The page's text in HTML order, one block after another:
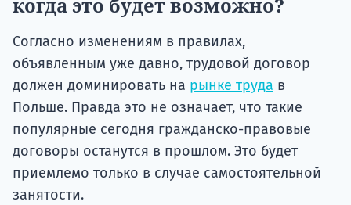
Согласно изменениям в правилах,
объявленным уже давно, трудовой договор
должен доминировать на рынке труда в
Польше. Правда это не означает, что такие
популярные сегодня гражданско-правовые
договоры останутся в прошлом. Это будет
приемлемо только в случае самостоятельной
занятости.